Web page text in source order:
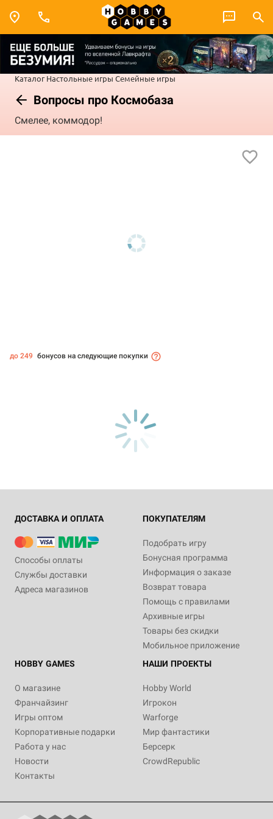
Каталог Настольные игры Семейные игры
Вопросы про Космобаза
Смелее, коммодор!
до 249 бонусов на следующие покупки
ДОСТАВКА И ОПЛАТА
Способы оплаты
Службы доставки
Адреса магазинов
ПОКУПАТЕЛЯМ
Подобрать игру
Бонусная программа
Информация о заказе
Возврат товара
Помощь с правилами
Архивные игры
Товары без скидки
Мобильное приложение
HOBBY GAMES
О магазине
Франчайзинг
Игры оптом
Корпоративные подарки
Работа у нас
Новости
Контакты
НАШИ ПРОЕКТЫ
Hobby World
Игрокон
Warforge
Мир фантастики
Берсерк
CrowdRepublic